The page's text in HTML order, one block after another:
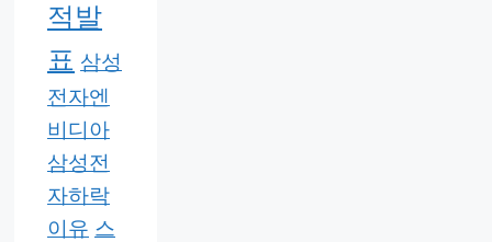
적발
표 삼성
전자엔
비디아
삼성전
자하락
이유 스